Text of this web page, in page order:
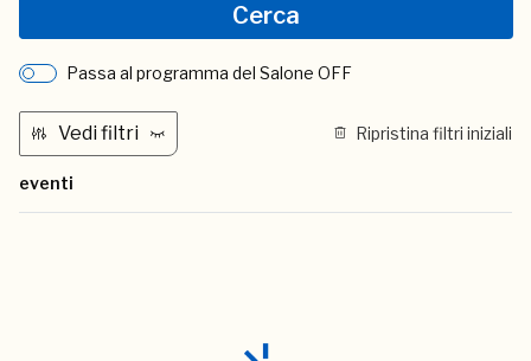
Cerca
Passa al programma del Salone OFF
Vedi filtri Ripristina filtri iniziali
eventi